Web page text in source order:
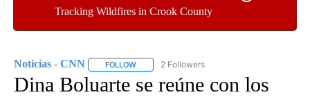
Tracking Wildfires in Crook County
Noticias - CNN FOLLOW FOLLOW "NOTICIAS - CNN" TO RECEIVE
2 Followers
Dina Boluarte se reúne con los